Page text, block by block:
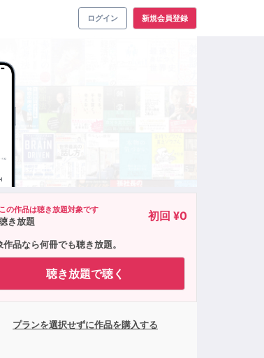
ログイン 新規会員登録
この作品は聴き放題対象です
き放題 初回 ¥0
作品なら何冊でも聴き放題。
聴き放題で聴く
プランを選択せずに作品を購入する